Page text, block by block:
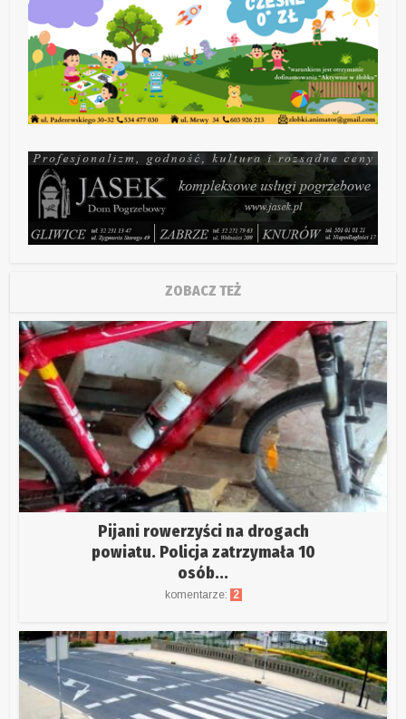
ZOBACZ TEŻ
Pijani rowerzyści na drogach
powiatu. Policja zatrzymała 10
osób...
komentarze: 2